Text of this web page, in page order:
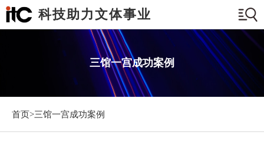
科技助力文体事业
三馆一宫成功案例
首页>三馆一宫成功案例